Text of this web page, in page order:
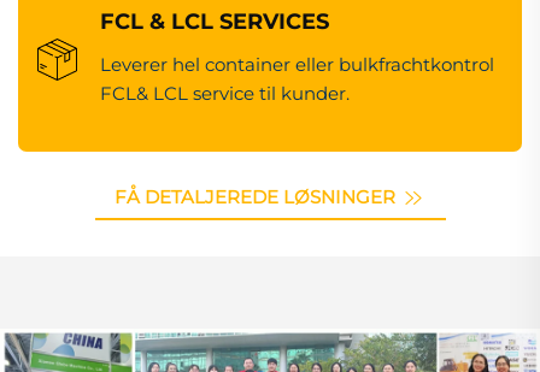
FCL & LCL SERVICES
Leverer hel container eller bulkfrachtkontrol
FCL& LCL service til kunder.
FÅ DETALJEREDE LØSNINGER